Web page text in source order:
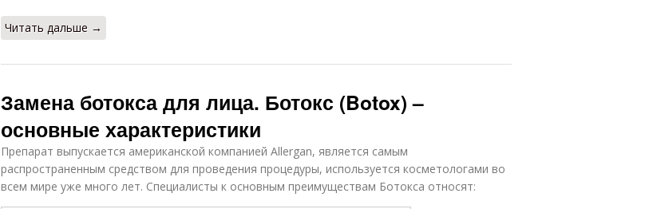
Читать дальше →
Замена ботокса для лица. Ботокс (Botox) –
основные характеристики
Препарат выпускается американской компанией Allergan, является самым
распространенным средством для проведения процедуры, используется косметологами во
всем мире уже много лет. Специалисты к основным преимуществам Ботокса относят: